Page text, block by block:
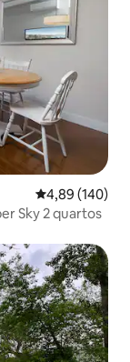
4,89 de uma
4,89 (140)
Sky 2 quartos